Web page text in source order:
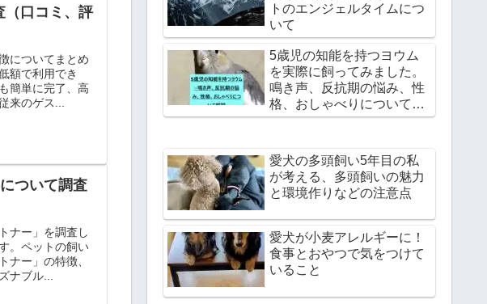
（口コミ、評
についてまとめ
額で利用でき
簡単に完了、高
来のゲス...
ついて調査
ナー」を調査し
。ペットの飼い
ナー」の特徴、
ナブル...
トのエンジェルタイムにつ
いて
5歳児の知能を持つヨウム
を実際に飼ってみました。
鳴き声、反抗期の悩み、性
格、おしゃべりについて解
説
愛犬の多頭飼い5年目の私
が考える、多頭飼いの魅力
と環境作りなどの注意点
愛犬が小麦アレルギーに！
食事とおやつで気をつけて
いること